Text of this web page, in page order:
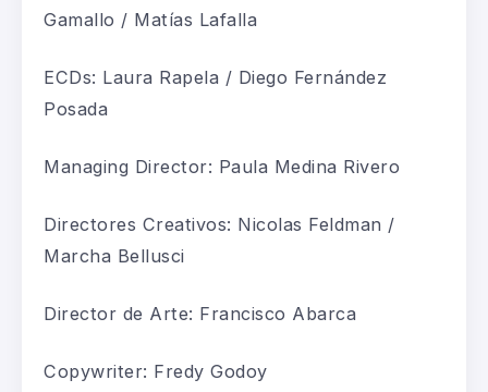
Gamallo / Matías Lafalla
ECDs: Laura Rapela / Diego Fernández
Posada
Managing Director: Paula Medina Rivero
Directores Creativos: Nicolas Feldman /
Marcha Bellusci
Director de Arte: Francisco Abarca
Copywriter: Fredy Godoy